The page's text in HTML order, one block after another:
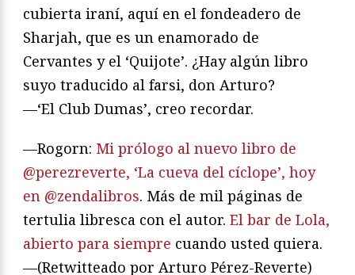
cubierta iraní, aquí en el fondeadero de
Sharjah, que es un enamorado de
Cervantes y el ‘Quijote’. ¿Hay algún libro
suyo traducido al farsi, don Arturo?
—‘El Club Dumas’, creo recordar.
—Rogorn: Mi prólogo al nuevo libro de
@perezreverte, ‘La cueva del cíclope’, hoy
en @zendalibros. Más de mil páginas de
tertulia libresca con el autor. El bar de Lola,
abierto para siempre cuando usted quiera.
—(Retwitteado por Arturo Pérez-Reverte)